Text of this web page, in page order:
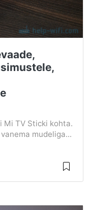
Mi TV Sticki kohta.
mudeliga...